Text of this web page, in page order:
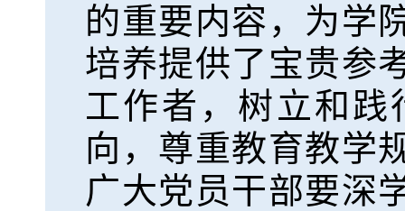
的重要内容，为学
培养提供了宝贵参
工作者，树立和
向，尊重教育教学
广大党员干部要深